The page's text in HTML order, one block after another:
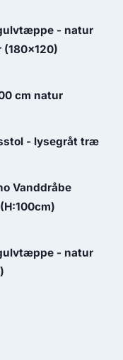
gulvtæppe - natur
cm natur
- lysegråt træ
Vanddråbe
gulvtæppe - natur